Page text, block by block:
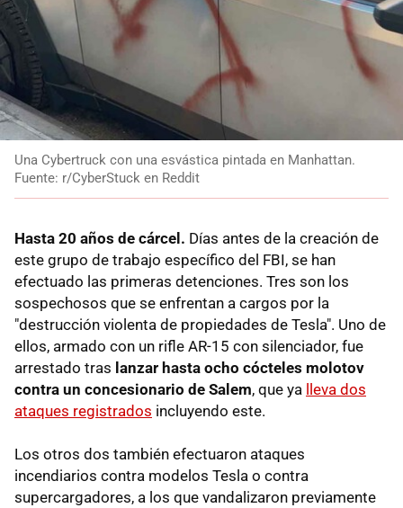
Una Cybertruck con una esvástica pintada en Manhattan.
Fuente: r/CyberStuck en Reddit
Hasta 20 años de cárcel. Días antes de la creación de
este grupo de trabajo específico del FBI, se han
efectuado las primeras detenciones. Tres son los
sospechosos que se enfrentan a cargos por la
"destrucción violenta de propiedades de Tesla". Uno de
ellos, armado con un rifle AR-15 con silenciador, fue
arrestado tras lanzar hasta ocho cócteles molotov
contra un concesionario de Salem, que ya lleva dos
ataques registrados incluyendo este.
Los otros dos también efectuaron ataques
incendiarios contra modelos Tesla o contra
supercargadores, a los que vandalizaron previamente